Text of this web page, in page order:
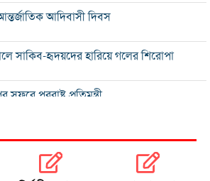
আদিবাসী দিবস
সাকিব-হৃদয়দের হারিয়ে গলের শিরোপা
সফরে পররাষ্ট্র প্রতিমন্ত্রী
ও সমমানের ফল সোমবার